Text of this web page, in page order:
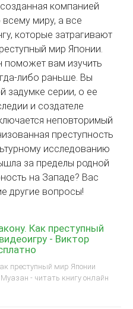
компанией
всему миру, а все
которые затрагивают
мир Японии.
поможет вам изучить
либо раньше. Вы
задумке серии, о ее
и создателе
неповторимый
преступность
исследованию
за пределы родной
на Западе? Вас
другие вопросы!
Как преступный
- Виктор
преступный мир Японии
- читать книгу онлайн